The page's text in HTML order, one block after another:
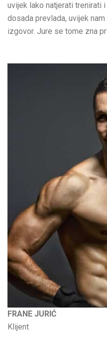
uvijek lako natjerati trenirati
dosada prevlada, uvijek
izgovor. Jure se tome zna
FRANE JURIĆ
Klijent